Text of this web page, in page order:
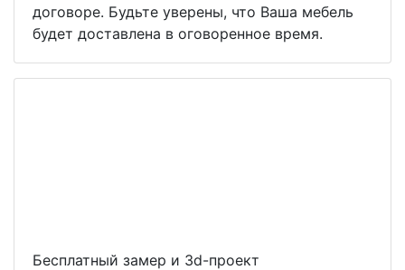
договоре. Будьте уверены, что Ваша мебель
будет доставлена в оговоренное время.
Бесплатный замер и 3d-проект